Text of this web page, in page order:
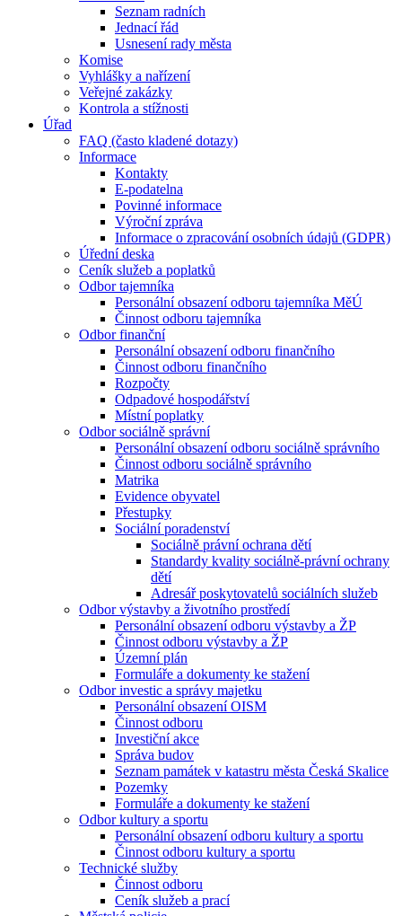
Seznam radních
Jednací řád
Usnesení rady města
Komise
Vyhlášky a nařízení
Veřejné zakázky
Kontrola a stížnosti
Úřad
FAQ (často kladené dotazy)
Informace
Kontakty
E-podatelna
Povinné informace
Výroční zpráva
Informace o zpracování osobních údajů (GDPR)
Úřední deska
Ceník služeb a poplatků
Odbor tajemníka
Personální obsazení odboru tajemníka MěÚ
Činnost odboru tajemníka
Odbor finanční
Personální obsazení odboru finančního
Činnost odboru finančního
Rozpočty
Odpadové hospodářství
Místní poplatky
Odbor sociálně správní
Personální obsazení odboru sociálně správního
Činnost odboru sociálně správního
Matrika
Evidence obyvatel
Přestupky
Sociální poradenství
Sociálně právní ochrana dětí
Standardy kvality sociálně-právní ochrany
dětí
Adresář poskytovatelů sociálních služeb
Odbor výstavby a životního prostředí
Personální obsazení odboru výstavby a ŽP
Činnost odboru výstavby a ŽP
Územní plán
Formuláře a dokumenty ke stažení
Odbor investic a správy majetku
Personální obsazení OISM
Činnost odboru
Investiční akce
Správa budov
Seznam památek v katastru města Česká Skalice
Pozemky
Formuláře a dokumenty ke stažení
Odbor kultury a sportu
Personální obsazení odboru kultury a sportu
Činnost odboru kultury a sportu
Technické služby
Činnost odboru
Ceník služeb a prací